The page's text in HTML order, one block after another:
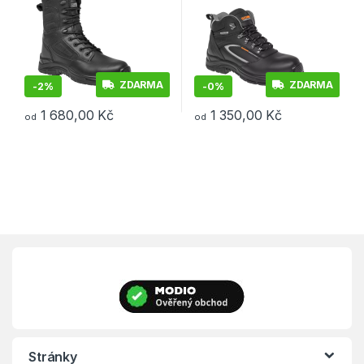
-2% ZDARMA
od 1 680,00 Kč
-0% ZDARMA
od 1 350,00 Kč
Stránky